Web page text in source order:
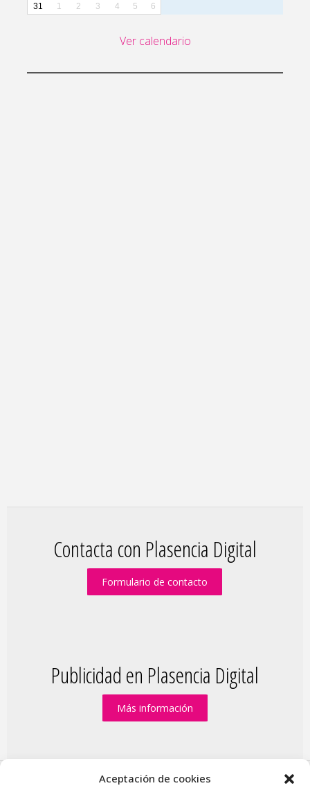
Aceptación de cookies
31
1 2 3 4 5 6
Ver calendario
Contacta con Plasencia Digital
Formulario de contacto
Publicidad en Plasencia Digital
Más información